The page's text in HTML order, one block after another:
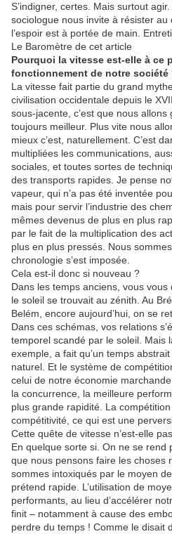
S’indigner, certes. Mais surtout
sociologue nous invite à résister au
l’espoir est à portée de main.
Le Baromètre de cet article
Pourquoi la vitesse est-elle à ce
fonctionnement de notre société
La vitesse fait partie du grand
civilisation occidentale depuis le
sous-jacente, c’est que nous
toujours meilleur. Plus vite nous
mieux c’est, naturellement. C’est
multipliées les communications,
sociales, et toutes sortes de
des transports rapides. Je pense
vapeur, qui n’a pas été inventée
mais pour servir l’industrie des
mêmes devenus de plus en plus
par le fait de la multiplication des
plus en plus pressés. Nous
chronologie s’est imposée.
Cela est-il donc si nouveau ?
Dans les temps anciens, vous
le soleil se trouvait au zénith. Au
Belém, encore aujourd’hui, on se
Dans ces schémas, vos relations
temporel scandé par le soleil. Mais
exemple, a fait qu’un temps
naturel. Et le système de
celui de notre économie
la concurrence, la meilleure
plus grande rapidité. La
compétitivité, ce qui est une
Cette quête de vitesse n’est-elle
En quelque sorte si. On ne se rend
que nous pensons faire les choses
sommes intoxiqués par le moyen
prétend rapide. L’utilisation de
performants, au lieu d’accélérer
finit – notamment à cause des
perdre du temps ! Comme le disait